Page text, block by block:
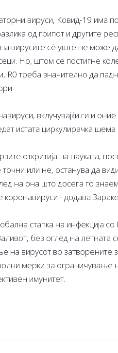
вируси, Ковид-19 има
од грипот и другите
вирусите сè уште не може
Но, штом се постигне
R0 треба значително да
вклучувајќи ги и оние
истата циркулирачка шема
откритија на науката,
или не, останува да
на она што досега го
коронавируси - додава
стапка на инфекција
без оглед на летната
вирусот во затворените
мерки за
имунитет.